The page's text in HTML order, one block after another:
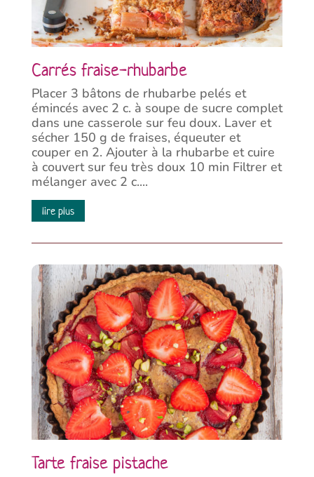
Carrés fraise-rhubarbe
Placer 3 bâtons de rhubarbe pelés et
émincés avec 2 c. à soupe de sucre complet
dans une casserole sur feu doux. Laver et
sécher 150 g de fraises, équeuter et
couper en 2. Ajouter à la rhubarbe et cuire
à couvert sur feu très doux 10 min Filtrer et
mélanger avec 2 c....
lire plus
Tarte fraise pistache